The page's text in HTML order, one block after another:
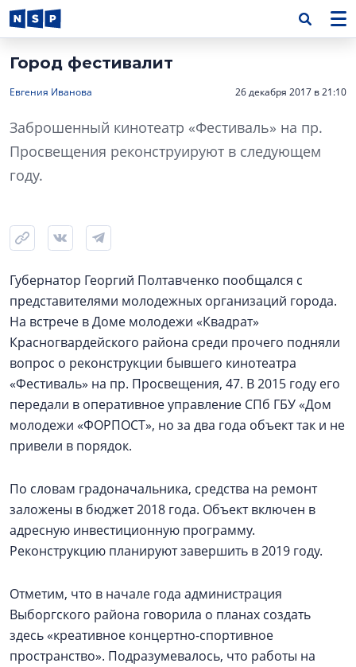
Город фестивалит
Евгения Иванова 26 декабря 2017 в 21:10
Заброшенный кинотеатр «Фестиваль» на пр.
Просвещения реконструируют в следующем
году.
Губернатор Георгий Полтавченко пообщался с
представителями молодежных организаций города.
На встрече в Доме молодежи «Квадрат»
Красногвардейского района среди прочего подняли
вопрос о реконструкции бывшего кинотеатра
«Фестиваль» на пр. Просвещения, 47. В 2015 году его
передали в оперативное управление СПб ГБУ «Дом
молодежи «ФОРПОСТ», но за два года объект так и не
привели в порядок.
По словам градоначальника, средства на ремонт
заложены в бюджет 2018 года. Объект включен в
адресную инвестиционную программу.
Реконструкцию планируют завершить в 2019 году.
Отметим, что в начале года администрация
Выборгского района говорила о планах создать
здесь «креативное концертно-спортивное
пространство». Подразумевалось, что работы на